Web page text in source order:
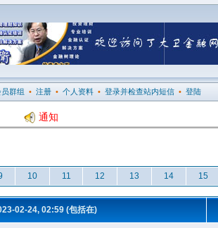
员群组 • 注册 • 个人资料 • 登录并检查站内短信 • 登陆
通知
10 11 12 13 14 15
02-24, 02:59 (包括在)